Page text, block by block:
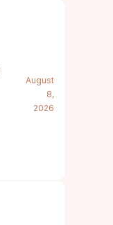
August
8,
2026